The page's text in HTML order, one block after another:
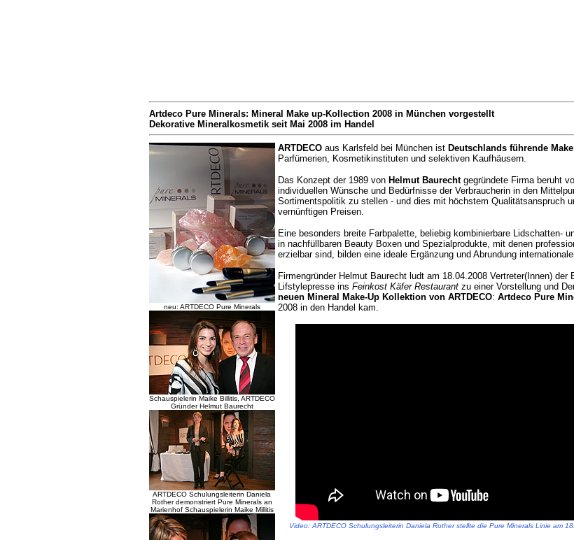
Artdeco Pure Minerals: Mineral Make up-Kollection 2008 in München vorgestellt
Dekorative Mineralkosmetik seit Mai 2008 im Handel
neu: ARTDECO Pure Minerals
Schauspielerin Maike Billitis, ARTDECO
Gründer Helmut Baurecht
ARTDECO Schulungsleiterin Daniela
Rother demonstriert Pure Minerals an
Marienhof Schauspielerin Maike Millitis
ARTDECOaus Karlsfeld bei München ist Deutschlands führende
Parfümerien, Kosmetikinstituten und selektiven Kaufhäusern.
Das Konzept der 1989 von Helmut Baurechtgegründete Firma beruht
individuellen Wünsche und Bedürfnisse der Verbraucherin in den
Sortimentspolitik zu stellen - und dies mit höchstem Qualitätsanspruch
vernünftigen Preisen.
Eine besonders breite Farbpalette, beliebig kombinierbare Lidschatten-
in nachfüllbaren Beauty Boxen und Spezialprodukte, mit denen
erzielbar sind, bilden eine ideale Ergänzung und Abrundung
Firmengründer Helmut Baurecht ludt am 18.04.2008 Vertreter(Innen) der
Lifstylepresse ins Feinkost Käfer Restaurantzu einer Vorstellung und
neuen Mineral Make-Up Kollektion von ARTDECO: Artdeco Pure
2008 in den Handel kam.
Video: ARTDECO Schulungsleiterin Daniela Rother stellte die Pure Minerals Linie am